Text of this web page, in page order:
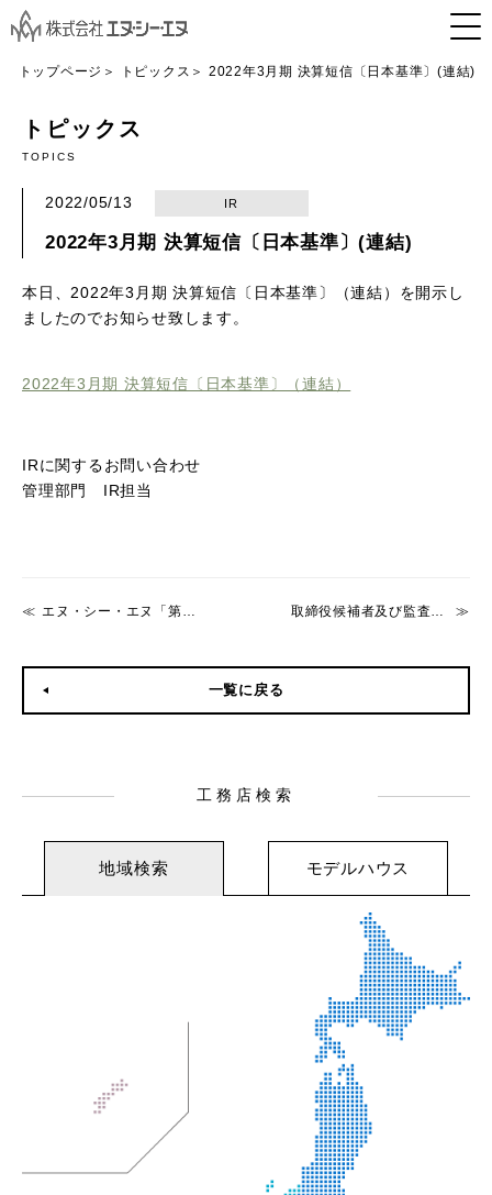
トップページ トピックス 2022年3月期 決算短信〔日本基準〕(連結)
トピックス
TOPICS
2022/05/13 IR
2022年3月期 決算短信〔日本基準〕(連結)
本日、2022年3月期 決算短信〔日本基準〕（連結）を開示し
ましたのでお知らせ致します。
2022年3月期 決算短信〔日本基準〕（連結）
IRに関するお問い合わせ
管理部門 IR担当
エヌ・シー・エヌ「第18回 重量木骨プレミアムパートナー総会」開催 取締役候補者及び監査役候補者の決定に関するお知らせ
一覧に戻る
工務店検索
地域検索 モデルハウス